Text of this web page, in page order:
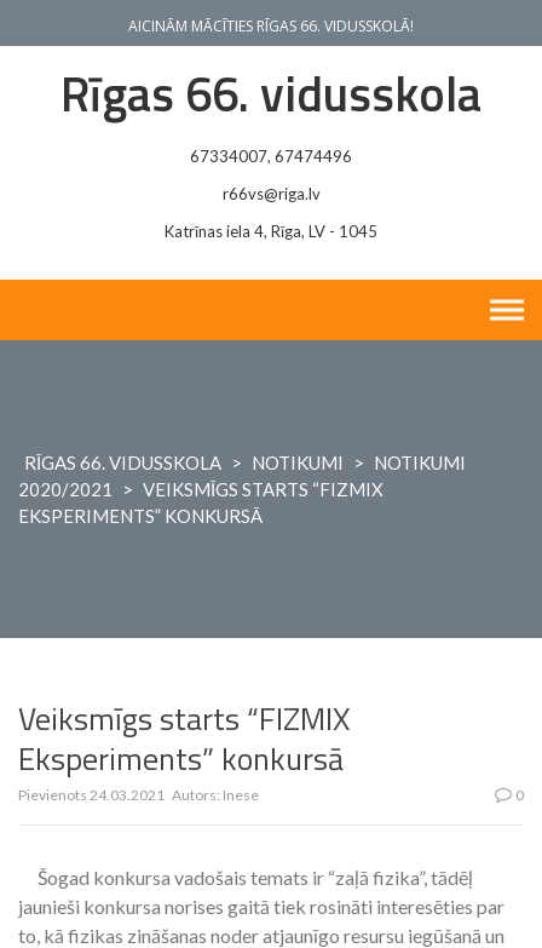
AICINĀM MĀCĪTIES RĪGAS 66. VIDUSSKOLĀ!
Rīgas 66. vidusskola
67334007, 67474496
r66vs@riga.lv
Katrīnas iela 4, Rīga, LV - 1045
RĪGAS 66. VIDUSSKOLA > NOTIKUMI > NOTIKUMI
2020/2021
> VEIKSMĪGS STARTS “FIZMIX
EKSPERIMENTS” KONKURSĀ
Veiksmīgs starts “FIZMIX
Eksperiments” konkursā
Pievienots 24.03.2021 Autors: Inese 0
Šogad konkursa vadošais temats ir “zaļā fizika”, tādēļ
jaunieši konkursa norises gaitā tiek rosināti interesēties par
to, kā fizikas zināšanas noder atjaunīgo resursu iegūšanā un